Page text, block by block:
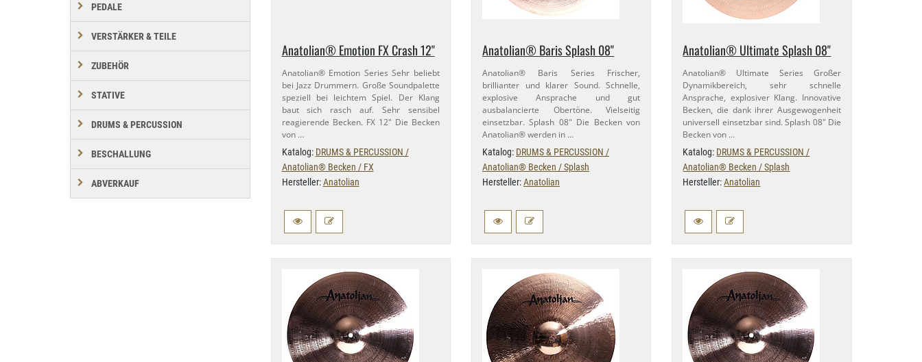
Anatolian® Emotion FX Crash 12"
Anatolian® Emotion Series Sehr beliebt
bei Jazz Drummern. Große Soundpalette
speziell bei leichtem Spiel. Der Klang
baut sich rasch auf. Sehr sensibel
reagierende Becken. FX 12" Die Becken
von …
Katalog: DRUMS & PERCUSSION /
Anatolian® Becken / FX
Hersteller:Anatolian
Anatolian® Baris Splash 08"
Anatolian® Baris Series Frischer,
brillianter und klarer Sound. Schnelle,
explosive Ansprache und gut
ausbalancierte Obertöne. Vielseitig
einsetzbar. Splash 08" Die Becken von
Anatolian® werden in …
Katalog: DRUMS & PERCUSSION /
Anatolian® Becken / Splash
Hersteller:Anatolian
Anatolian® Ultimate Splash 08"
Anatolian® Ultimate Series Großer
Dynamikbereich, sehr schnelle
Ansprache, explosiver Klang. Innovative
Becken, die dank ihrer Ausgewogenheit
universell einsetzbar sind. Splash 08" Die
Becken von …
Katalog: DRUMS & PERCUSSION /
Anatolian® Becken / Splash
Hersteller:Anatolian
PEDALE
VERSTÄRKER & TEILE
ZUBEHÖR
STATIVE
DRUMS & PERCUSSION
BESCHALLUNG
ABVERKAUF